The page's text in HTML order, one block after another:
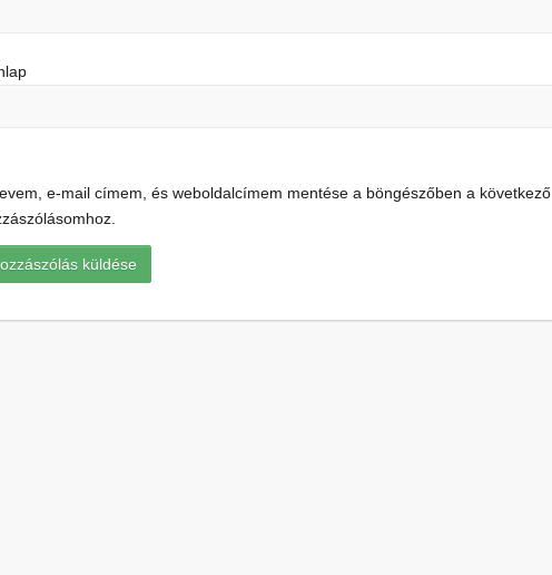
e-mail címem, és weboldalcímem mentése a böngészőben a következő